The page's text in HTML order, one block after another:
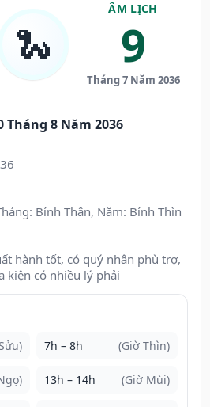
🐍
ÂM LỊCH
9
Tháng 7 Năm 2036
8 Năm 2036
Bính Thân, Năm: Bính Thìn
hành tốt, có quý nhân phù trợ,
kiện có nhiều lý phải
7h – 8h (Giờ Thìn)
13h – 14h (Giờ Mùi)